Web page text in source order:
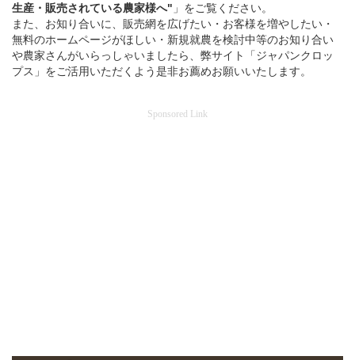
生産・販売されている農家様へ" 」をご覧ください。
また、お知り合いに、販売網を広げたい・お客様を増やしたい・
無料のホームページがほしい・新規就農を検討中等のお知り合い
や農家さんがいらっしゃいましたら、弊サイト「ジャパンクロッ
プス」をご活用いただくよう是非お薦めお願いいたします。
Sponsored Link